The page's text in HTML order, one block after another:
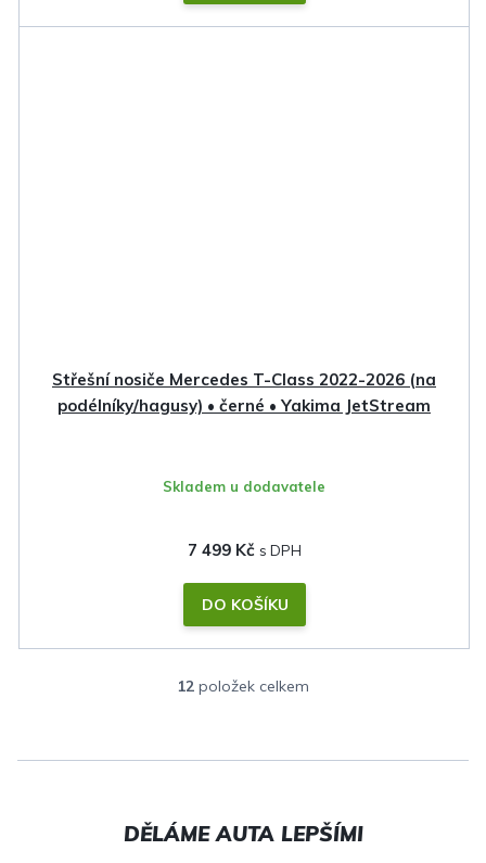
Střešní nosiče Mercedes T-Class 2022-2026 (na
podélníky/hagusy) • černé • Yakima JetStream
Skladem u dodavatele
7 499 Kč
DO KOŠÍKU
O
l
a
12 položek celkem